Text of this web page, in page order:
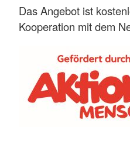
Das Angebot ist
Kooperation mit dem